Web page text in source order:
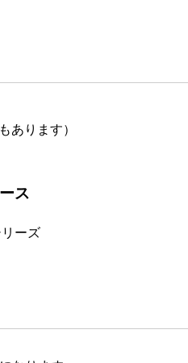
あります）
ス
ーズ